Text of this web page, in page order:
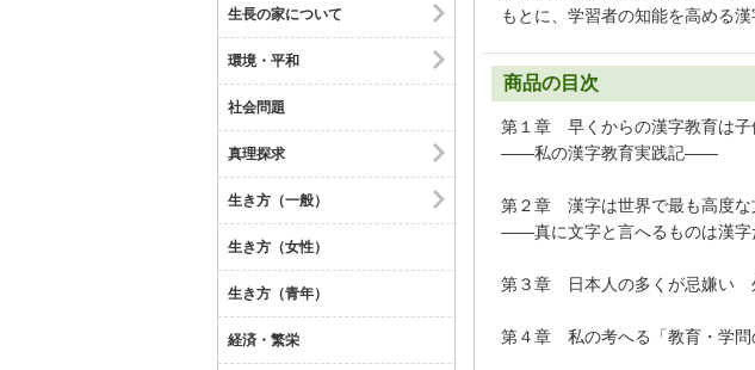
生長の家について
環境・平和
社会問題
真理探求
生き方（一般）
生き方（女性）
生き方（青年）
経済・繁栄
もとに、学習者の知能を高める
商品の目次
第１章 早くからの漢字教育は子
――私の漢字教育実践記――
第２章 漢字は世界で最も高度な
――真に文字と言へるものは漢
第３章 日本人の多くが忌嫌い
第４章 私の考へる「教育・学問